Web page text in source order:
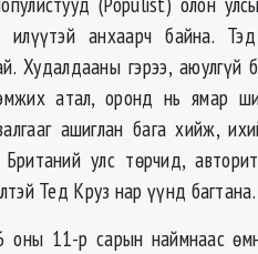
илүүтэй анхаарч байна.
Худалдааны гэрээ,
атал, оронд нь ямар
ашиглан бага хийж,
улс төрчид,
Тед Круз нар үүнд багтана.
оны 11-р сарын наймнаас